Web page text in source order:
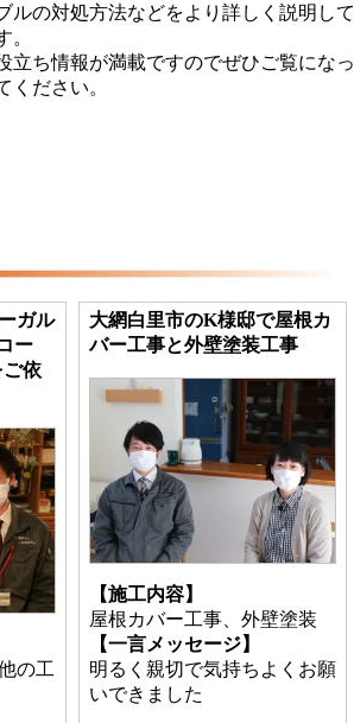
ルの対処方法などをより詳しく説明して
。
立ち情報が満載ですのでぜひご覧になっ
ください。
ガル
ー
依
の工
大網白里市のK様邸で屋根カ
バー工事と外壁塗装工事
【施工内容】
屋根カバー工事、外壁塗装
【一言メッセージ】
明るく親切で気持ちよくお願
いできました